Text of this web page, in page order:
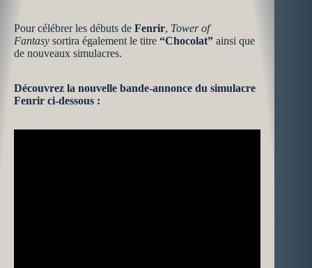
Pour célébrer les débuts de Fenrir, Tower of
Fantasy sortira également le titre “Chocolat” ainsi que
de nouveaux simulacres.
Découvrez la nouvelle bande-annonce du simulacre
Fenrir ci-dessous :